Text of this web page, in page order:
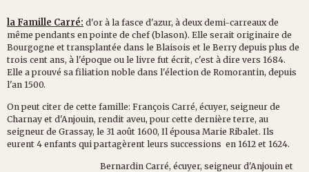
la Famille Carré: d'or à la fasce d'azur, à deux demi-carreaux de
même pendants en pointe de chef (blason). Elle serait originaire de
Bourgogne et transplantée dans le Blaisois et le Berry depuis plus de
trois cent ans, à l'époque ou le livre fut écrit, c'est à dire vers 1684.
Elle a prouvé sa filiation noble dans l'élection de Romorantin, depuis
l'an 1500.
On peut citer de cette famille: François Carré, écuyer, seigneur de
Charnay et d'Anjouin, rendit aveu, pour cette dernière terre, au
seigneur de Grassay, le 31 août 1600, Il épousa Marie Ribalet. Ils
eurent 4 enfants qui partagèrent leurs successions en 1612 et 1624.
Bernardin Carré, écuyer, seigneur d'Anjouin et